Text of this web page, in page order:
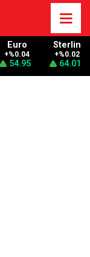
Euro
+%0.04
54.95
Sterlin
+%0.02
64.01